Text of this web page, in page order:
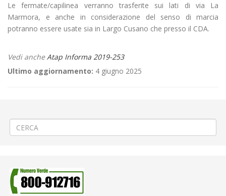
Le fermate/capilinea verranno trasferite sui lati di via La
Marmora, e anche in considerazione del senso di marcia
potranno essere usate sia in Largo Cusano che presso il CDA.
Vedi ancheAtap Informa 2019-253
Ultimo aggiornamento: 4 giugno 2025